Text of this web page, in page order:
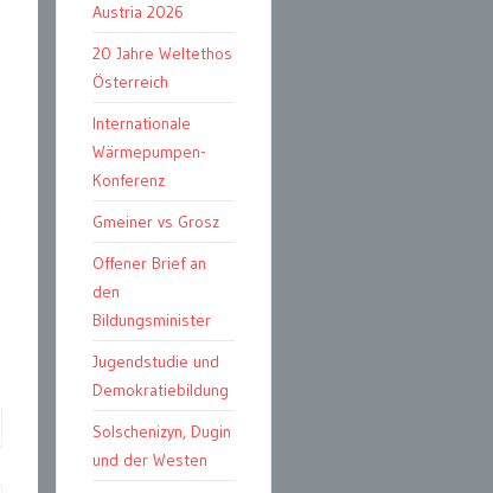
Austria 2026
20 Jahre Weltethos
Österreich
Internationale
Wärmepumpen-
Konferenz
Gmeiner vs Grosz
Offener Brief an
den
Bildungsminister
Jugendstudie und
Demokratiebildung
Solschenizyn, Dugin
und der Westen